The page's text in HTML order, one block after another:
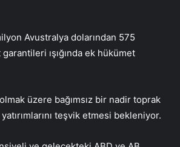
Avustralya dolarından 575
ışığında ek hükümet
üzere bağımsız bir nadir toprak
teşvik etmesi bekleniyor.